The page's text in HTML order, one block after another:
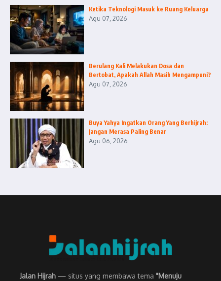
Ketika Teknologi Masuk ke Ruang Keluarga
Agu 07, 2026
Berulang Kali Melakukan Dosa dan
Bertobat, Apakah Allah Masih Mengampuni?
Agu 07, 2026
Buya Yahya Ingatkan Orang Yang Berhijrah:
Jangan Merasa Paling Benar
Agu 06, 2026
Jalan Hijrah — situs yang membawa tema "Menuju